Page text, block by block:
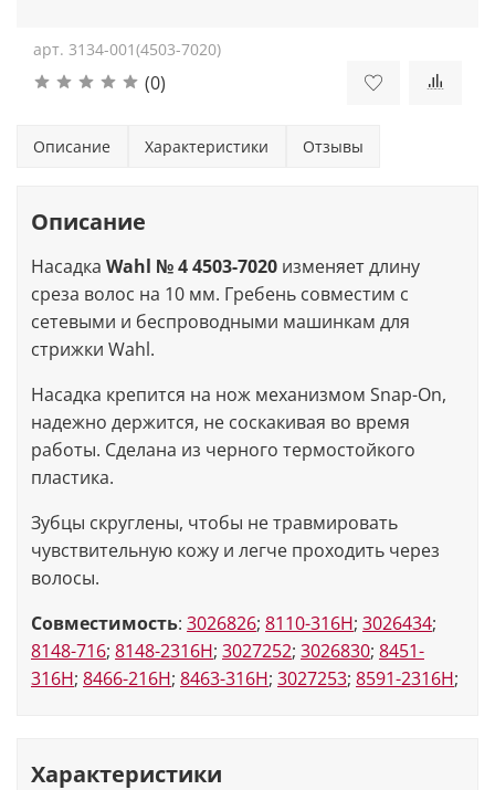
арт. 3134-001(4503-7020)
(0)
Описание Характеристики Отзывы
Описание
Насадка Wahl № 4 4503-7020 изменяет длину
среза волос на 10 мм. Гребень совместим с
сетевыми и беспроводными машинкам для
стрижки Wahl.
Насадка крепится на нож механизмом Snap-On,
надежно держится, не соскакивая во время
работы. Сделана из черного термостойкого
пластика.
Зубцы скруглены, чтобы не травмировать
чувствительную кожу и легче проходить через
волосы.
Совместимость: 3026826; 8110-316H; 3026434;
8148-716; 8148-2316H; 3027252; 3026830; 8451-
316H; 8466-216H; 8463-316H; 3027253; 8591-2316H;
Характеристики